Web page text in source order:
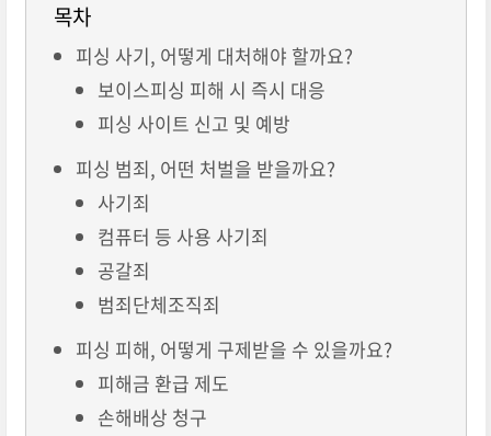
목차
피싱 사기, 어떻게 대처해야 할까요?
보이스피싱 피해 시 즉시 대응
피싱 사이트 신고 및 예방
피싱 범죄, 어떤 처벌을 받을까요?
사기죄
컴퓨터 등 사용 사기죄
공갈죄
범죄단체조직죄
피싱 피해, 어떻게 구제받을 수 있을까요?
피해금 환급 제도
손해배상 청구